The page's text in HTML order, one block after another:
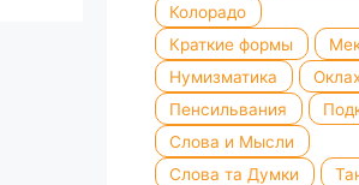
Колорадо
Краткие формы
Нумизматика
Пенсильвания
Слова и Мысли
Слова та Думки